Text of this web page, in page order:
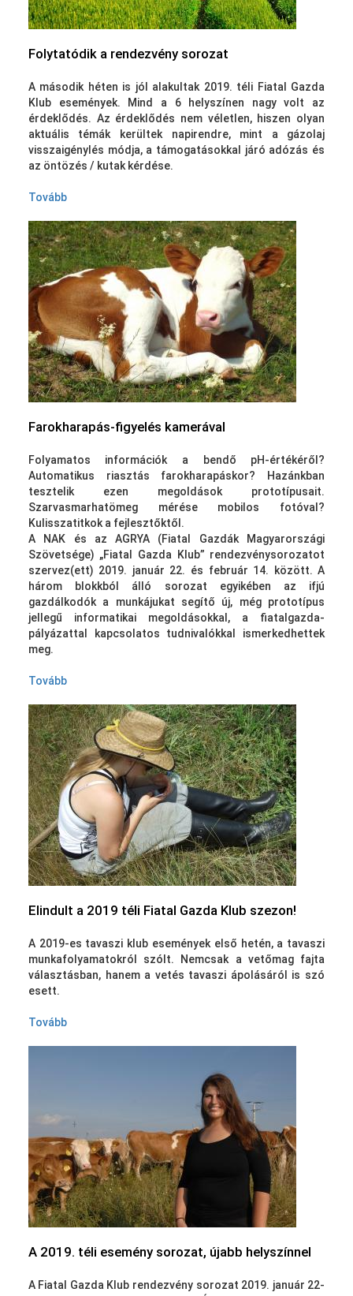
Folytatódik a rendezvény sorozat
A második héten is jól alakultak 2019. téli Fiatal Gazda
Klub események. Mind a 6 helyszínen nagy volt az
érdeklődés. Az érdeklődés nem véletlen, hiszen olyan
aktuális témák kerültek napirendre, mint a gázolaj
visszaigénylés módja, a támogatásokkal járó adózás és
az öntözés / kutak kérdése.
Tovább
Farokharapás-figyelés kamerával
Folyamatos információk a bendő pH-értékéről?
Automatikus riasztás farokharapáskor? Hazánkban
tesztelik ezen megoldások prototípusait.
Szarvasmarhatömeg mérése mobilos fotóval?
Kulisszatitkok a fejlesztőktől.
A NAK és az AGRYA (Fiatal Gazdák Magyarországi
Szövetsége) „Fiatal Gazda Klub” rendezvénysorozatot
szervez(ett) 2019. január 22. és február 14. között. A
három blokkból álló sorozat egyikében az ifjú
gazdálkodók a munkájukat segítő új, még prototípus
jellegű informatikai megoldásokkal, a fiatalgazda-
pályázattal kapcsolatos tudnivalókkal ismerkedhettek
meg.
Tovább
Elindult a 2019 téli Fiatal Gazda Klub szezon!
A 2019-es tavaszi klub események első hetén, a tavaszi
munkafolyamatokról szólt. Nemcsak a vetőmag fajta
választásban, hanem a vetés tavaszi ápolásáról is szó
esett.
Tovább
A 2019. téli esemény sorozat, újabb helyszínnel
A Fiatal Gazda Klub rendezvény sorozat 2019. január 22-